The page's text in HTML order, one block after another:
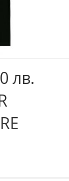
лв.